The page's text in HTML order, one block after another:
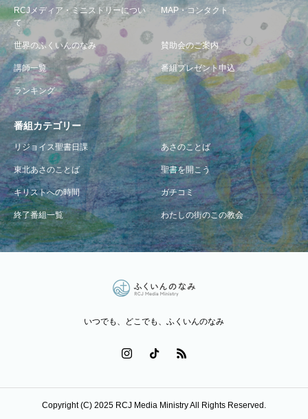
RCJメディア・ミニストリーについ
て
MAP・コンタクト
世界のふくいんのなみ 賛助会のご案内
講師一覧 番組プレゼント申込
ランキング
番組カテゴリー
リジョイス聖書日課 あさのことば
東北あさのことば 聖書を開こう
キリストへの時間 ガチコミ
終了番組一覧 わたしの街のこの教会
いつでも、どこでも、ふくいんのなみ
Copyright (C) 2025 RCJ Media Ministry All Rights Reserved.